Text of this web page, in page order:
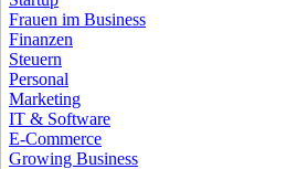
Frauen im Business
Finanzen
Steuern
Personal
Marketing
IT & Software
E-Commerce
Growing Business